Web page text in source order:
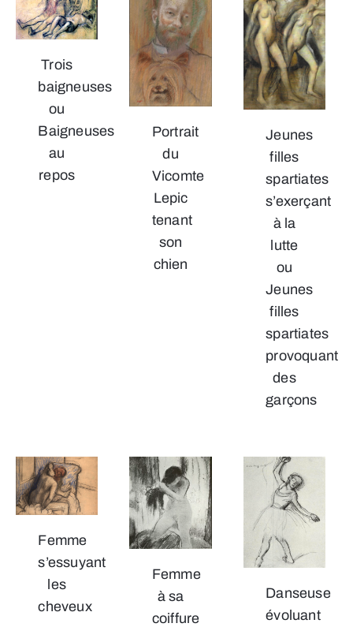
Trois
baigneuses
ou
Baigneuses
au
repos
Portrait
du
Vicomte
Lepic
tenant
son
chien
Jeunes
filles
spartiates
s’exerçant
à la
lutte
ou
Jeunes
filles
spartiates
provoquant
des
garçons
Femme
s’essuyant
les
cheveux
Femme
à sa
coiffure
Danseuse
évoluant